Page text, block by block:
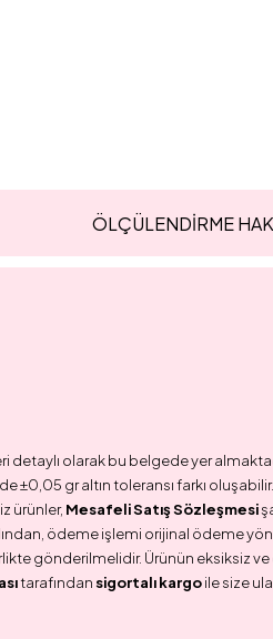
ÖLÇÜLENDİRME
olarak bu belgede yer
gr altın toleransı farkı
ürünler, Mesafeli Satış Sözleşmesi
ödeme işlemi orijinal ödeme
gönderilmelidir. Ürünün eksiksiz
tarafından sigortalı kargoile size